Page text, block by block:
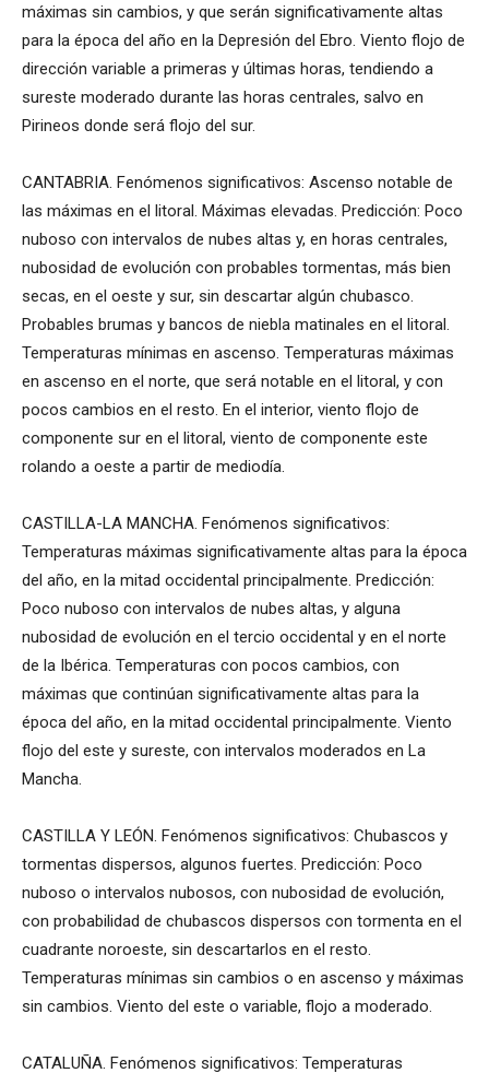
máximas sin cambios, y que serán significativamente altas
para la época del año en la Depresión del Ebro. Viento flojo de
dirección variable a primeras y últimas horas, tendiendo a
sureste moderado durante las horas centrales, salvo en
Pirineos donde será flojo del sur.
CANTABRIA. Fenómenos significativos: Ascenso notable de
las máximas en el litoral. Máximas elevadas. Predicción: Poco
nuboso con intervalos de nubes altas y, en horas centrales,
nubosidad de evolución con probables tormentas, más bien
secas, en el oeste y sur, sin descartar algún chubasco.
Probables brumas y bancos de niebla matinales en el litoral.
Temperaturas mínimas en ascenso. Temperaturas máximas
en ascenso en el norte, que será notable en el litoral, y con
pocos cambios en el resto. En el interior, viento flojo de
componente sur en el litoral, viento de componente este
rolando a oeste a partir de mediodía.
CASTILLA-LA MANCHA. Fenómenos significativos:
Temperaturas máximas significativamente altas para la época
del año, en la mitad occidental principalmente. Predicción:
Poco nuboso con intervalos de nubes altas, y alguna
nubosidad de evolución en el tercio occidental y en el norte
de la Ibérica. Temperaturas con pocos cambios, con
máximas que continúan significativamente altas para la
época del año, en la mitad occidental principalmente. Viento
flojo del este y sureste, con intervalos moderados en La
Mancha.
CASTILLA Y LEÓN. Fenómenos significativos: Chubascos y
tormentas dispersos, algunos fuertes. Predicción: Poco
nuboso o intervalos nubosos, con nubosidad de evolución,
con probabilidad de chubascos dispersos con tormenta en el
cuadrante noroeste, sin descartarlos en el resto.
Temperaturas mínimas sin cambios o en ascenso y máximas
sin cambios. Viento del este o variable, flojo a moderado.
CATALUÑA. Fenómenos significativos: Temperaturas